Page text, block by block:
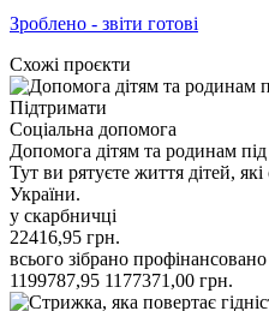
Зроблено - звіти готові
Схожі проєкти
Підтримати
Соціальна допомога
Допомога дітям та родинам під
Тут ви рятуєте життя дітей,
України.
у скарбничці
22416,95 грн.
всього зібрано профінансовано
1199787,95 1177371,00 грн.